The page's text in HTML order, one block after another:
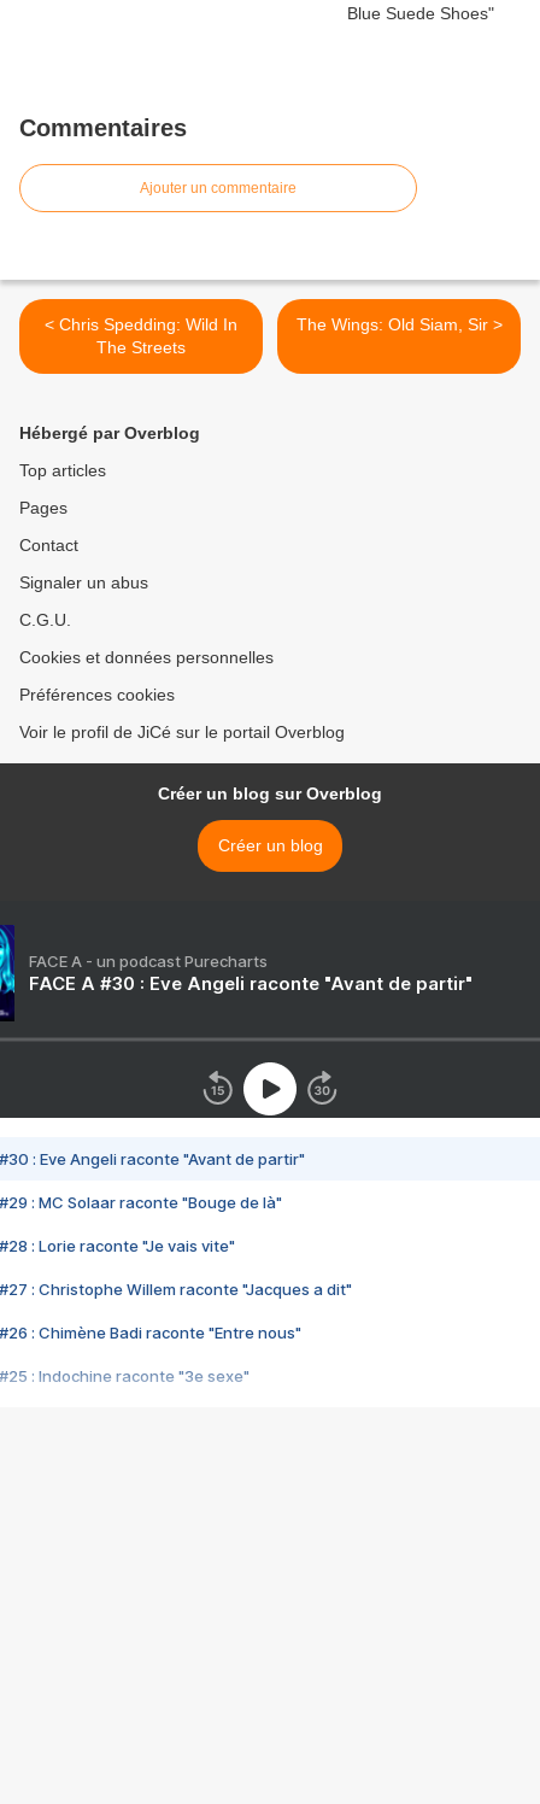
Commentaires
Ajouter un commentaire
< Chris Spedding: Wild In
The Streets
The Wings: Old Siam, Sir >
Hébergé par Overblog
Top articles
Pages
Contact
Signaler un abus
C.G.U.
Cookies et données personnelles
Préférences cookies
Voir le profil de JiCé sur le portail Overblog
Créer un blog sur Overblog
Créer un blog
FACE A - un podcast Purecharts
FACE A #30 : Eve Angeli raconte "Avant de partir"
#30 : Eve Angeli raconte "Avant de partir"
#29 : MC Solaar raconte "Bouge de là"
#28 : Lorie raconte "Je vais vite"
#27 : Christophe Willem raconte "Jacques a dit"
#26 : Chimène Badi raconte "Entre nous"
#25 : Indochine raconte "3e sexe"